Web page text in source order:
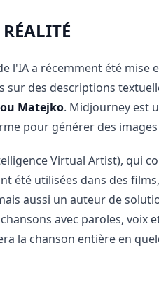
l'IA a récemment été
sur des descriptions
Matejko. Midjourney est
pour générer des images
Virtual Artist), qui
été utilisées dans des
aussi un auteur de
avec paroles,
la chanson entière en